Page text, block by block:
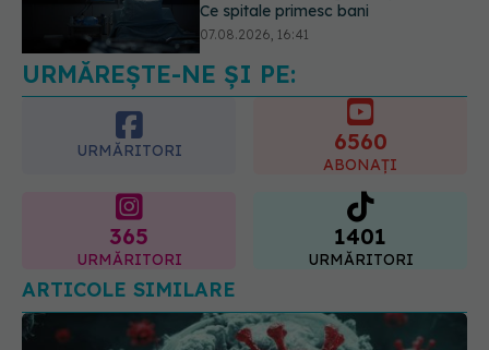
Ce spune culoarea ta preferată
despre vârsta pe care o ai. Care
este "codul cromatic" al generațiilor
07.08.2026, 21:29
URMĂREȘTE-NE ȘI PE:
URMĂRITORI
ABONAȚI
URMĂRITORI
1401
URMĂRITORI
ARTICOLE SIMILARE